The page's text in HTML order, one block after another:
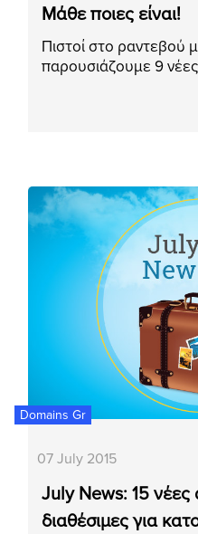
Μάθε ποιες είναι!
Πιστοί στο ραντεβού
παρουσιάζουμε 9
Domains Gr
07 July 2015
July News: 15 νέες
διαθέσιμες για